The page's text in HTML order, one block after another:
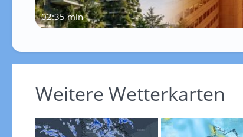
02:35 min
Weitere Wetterkarten